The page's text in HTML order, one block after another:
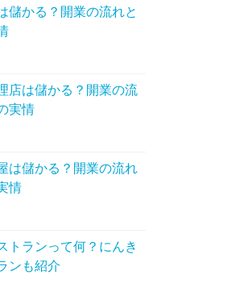
儲かる？開業の流れと
店は儲かる？開業の流
実情
は儲かる？開業の流れ
情
トランって何？にんき
ンも紹介